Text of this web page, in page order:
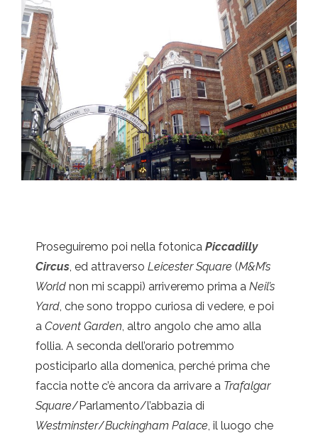
Proseguiremo poi nella fotonica Piccadilly
Circus, ed attraverso Leicester Square (M&M’s
World non mi scappi) arriveremo prima a Neil’s
Yard, che sono troppo curiosa di vedere, e poi
a Covent Garden, altro angolo che amo alla
follia. A seconda dell’orario potremmo
posticiparlo alla domenica, perché prima che
faccia notte c’è ancora da arrivare a Trafalgar
Square/Parlamento/l’abbazia di
Westminster/Buckingham Palace, il luogo che